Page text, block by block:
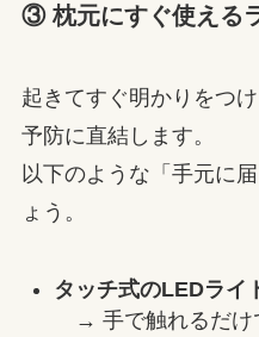
③ 枕元にすぐ使える
起きてすぐ明かりをつ
予防に直結します。
以下のような「手元に
ょう。
タッチ式のLEDライ
→ 手で触れるだけ